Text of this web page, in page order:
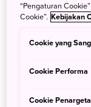
“Pengaturan
Cookie”. Kebijakan
Cookie yang
Cookie Performa
Cookie